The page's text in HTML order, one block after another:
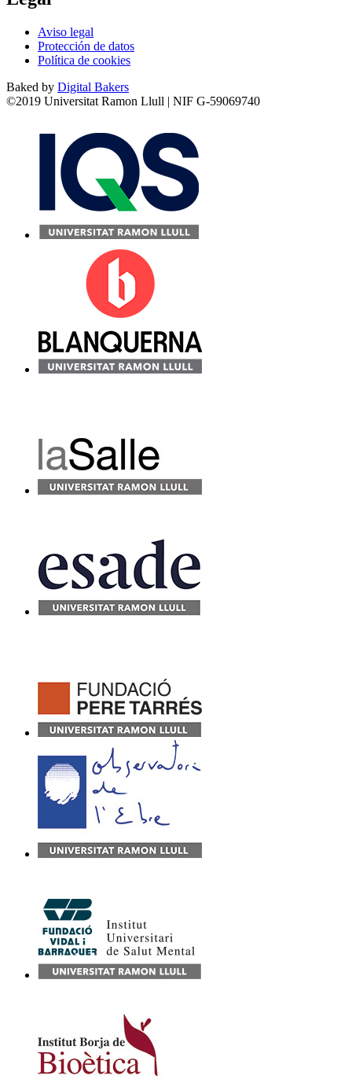
Aviso legal
Protección de datos
Política de cookies
Baked by Digital Bakers
©2019 Universitat Ramon Llull | NIF G-59069740